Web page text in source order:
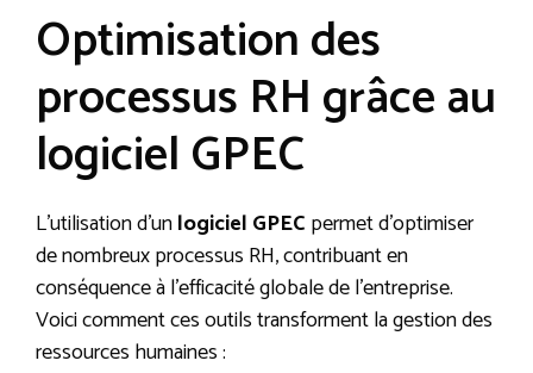
Optimisation des
processus RH grâce au
logiciel GPEC
L’utilisation d’unlogiciel GPEC permet d’optimiser
de nombreux processus RH, contribuant en
conséquence à l’efficacité globale de l’entreprise.
Voici comment ces outils transforment la gestion des
ressources humaines :